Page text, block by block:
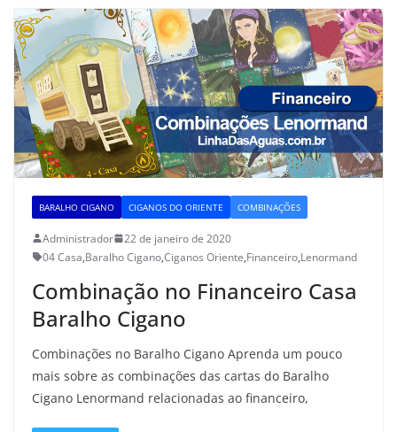
BARALHO CIGANO CIGANOS DO ORIENTE COMBINAÇÕES
Administrador
22 de janeiro de 2020
04 Casa,Baralho Cigano,Ciganos Oriente,Financeiro,Lenormand
Combinação no Financeiro Casa
Baralho Cigano
Combinações no Baralho Cigano Aprenda um pouco
mais sobre as combinações das cartas do Baralho
Cigano Lenormand relacionadas ao financeiro,